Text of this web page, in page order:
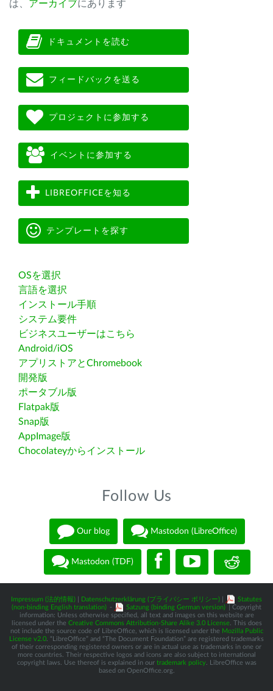
は、 アーカイブにあります
ドキュメントを読む
フィードバックを送る
プロジェクトに参加する
イベントに参加する
LIBREOFFICEを知る
テンプレートを探す
OSを選択
言語を選択
インストール手順
システム要件
ビジネスユーザーはこちら
Android/iOS
アプリストアとChromebook
開発版
ポータブル版
Flatpak版
Snap版
AppImage版
Chocolateyからインストール
Follow Us
Our blog Mastodon (LibreOffice)
Mastodon (TDF)
Impressum (法的情報) Datenschutzerklärung (プライバシー ポリシー)
Statutes
(non-binding English translation) - Satzung (binding German version)
| Copyright
information: Unless otherwise specified, all text and images on this website are
licensed under the Creative Commons Attribution-Share Alike 3.0 License. This does
not include the source code of LibreOffice, which is licensed under the Mozilla Public
License v2.0 . “LibreOffice” and “The Document Foundation” are registered trademarks
of their corresponding registered owners or are in actual use as trademarks in one or
more countries. Their respective logos and icons are also subject to international
copyright laws. Use thereof is explained in our trademark policy. LibreOffice was
based on OpenOffice.org.